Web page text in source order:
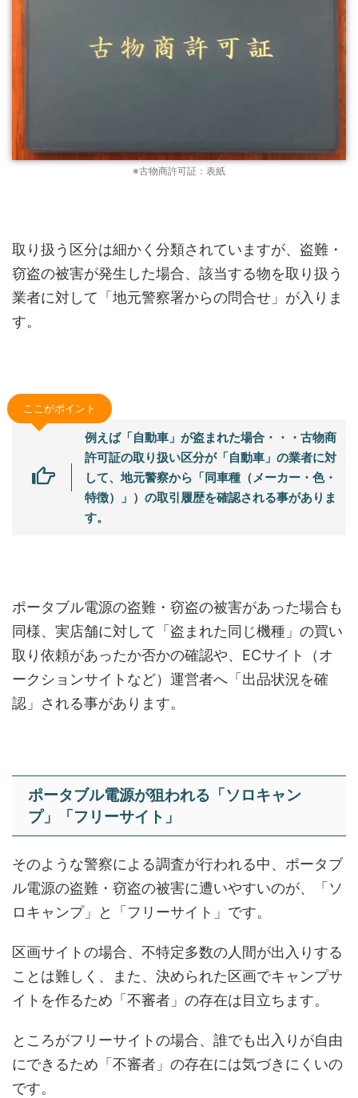
※古物商許可証：表紙
取り扱う区分は細かく分類されていますが、盗難・
窃盗の被害が発生した場合、該当する物を取り扱う
業者に対して 「地元警察署からの問合せ」 が入りま
す。
ここがポイント
例えば「自動車」が盗まれた場合・・・古物商
許可証の取り扱い区分が「自動車」の業者に対
して、地元警察から「同車種（メーカー・色・
特徴）」）の取引履歴を確認される事がありま
す。
ポータブル電源の盗難・窃盗の被害があった場合も
同様、実店舗に対して「盗まれた同じ機種」の買い
取り依頼があったか否かの確認や、ECサイト（オ
ークションサイトなど）運営者へ「出品状況を確
認」される事があります。
ポータブル電源が狙われる「ソロキャン
プ」「フリーサイト」
そのような警察による調査が行われる中、ポータブ
ル電源の盗難・窃盗の被害に遭いやすいのが、
「ソ
ロキャンプ」と「フリーサイト」 です。
区画サイトの場合、不特定多数の人間が出入りする
ことは難しく、また、決められた区画でキャンプサ
イトを作るため「不審者」の存在は目立ちます。
ところがフリーサイトの場合、誰でも出入りが自由
にできるため「不審者」の存在には気づきにくいの
です。